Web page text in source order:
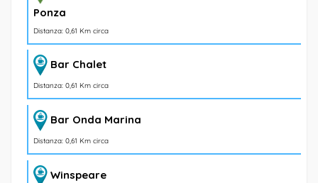
Ponza
Distanza: 0,61 Km circa
Bar Chalet
Distanza: 0,61 Km circa
Bar Onda Marina
Distanza: 0,61 Km circa
Winspeare